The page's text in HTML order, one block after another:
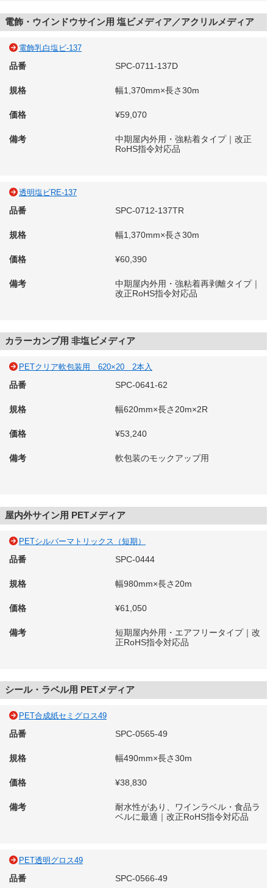
電飾・ウインドウサイン用 塩ビメディア／アクリルメディア
電飾乳白塩ビ-137
品番 SPC-0711-137D
規格 幅1,370mm×長さ30m
価格 ¥59,070
備考
中期屋内外用・強粘着タイプ｜改正
RoHS指令対応品
透明塩ビRE-137
品番 SPC-0712-137TR
規格 幅1,370mm×長さ30m
価格 ¥60,390
備考
中期屋内外用・強粘着再剥離タイプ｜
改正RoHS指令対応品
カラーカンプ用 非塩ビメディア
PETクリア軟包装用 620×20 2本入
品番 SPC-0641-62
規格 幅620mm×長さ20m×2R
価格 ¥53,240
備考 軟包装のモックアップ用
屋内外サイン用 PETメディア
PETシルバーマトリックス（短期）
品番 SPC-0444
規格 幅980mm×長さ20m
価格 ¥61,050
備考
短期屋内外用・エアフリータイプ｜改
正RoHS指令対応品
シール・ラベル用 PETメディア
PET合成紙セミグロス49
品番 SPC-0565-49
規格 幅490mm×長さ30m
価格 ¥38,830
備考
耐水性があり、ワインラベル・食品ラ
ベルに最適｜改正RoHS指令対応品
PET透明グロス49
品番 SPC-0566-49